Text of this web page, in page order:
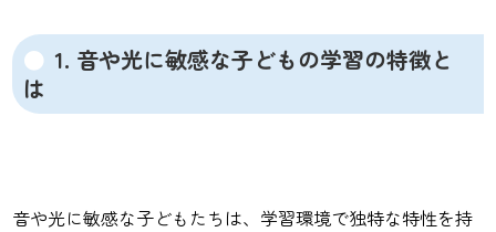
1. 音や光に敏感な子どもの学習の特徴と
は
音や光に敏感な子どもたちは、学習環境で独特な特性を持